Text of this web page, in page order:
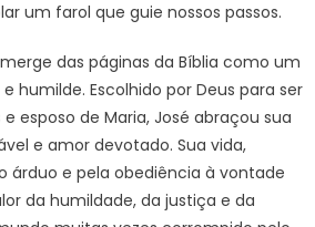
um farol que guie nossos passos.
das páginas da Bíblia como um
humilde. Escolhido por Deus para ser
esposo de Maria, José abraçou sua
e amor devotado. Sua vida,
árduo e pela obediência à vontade
da humildade, da justiça e da